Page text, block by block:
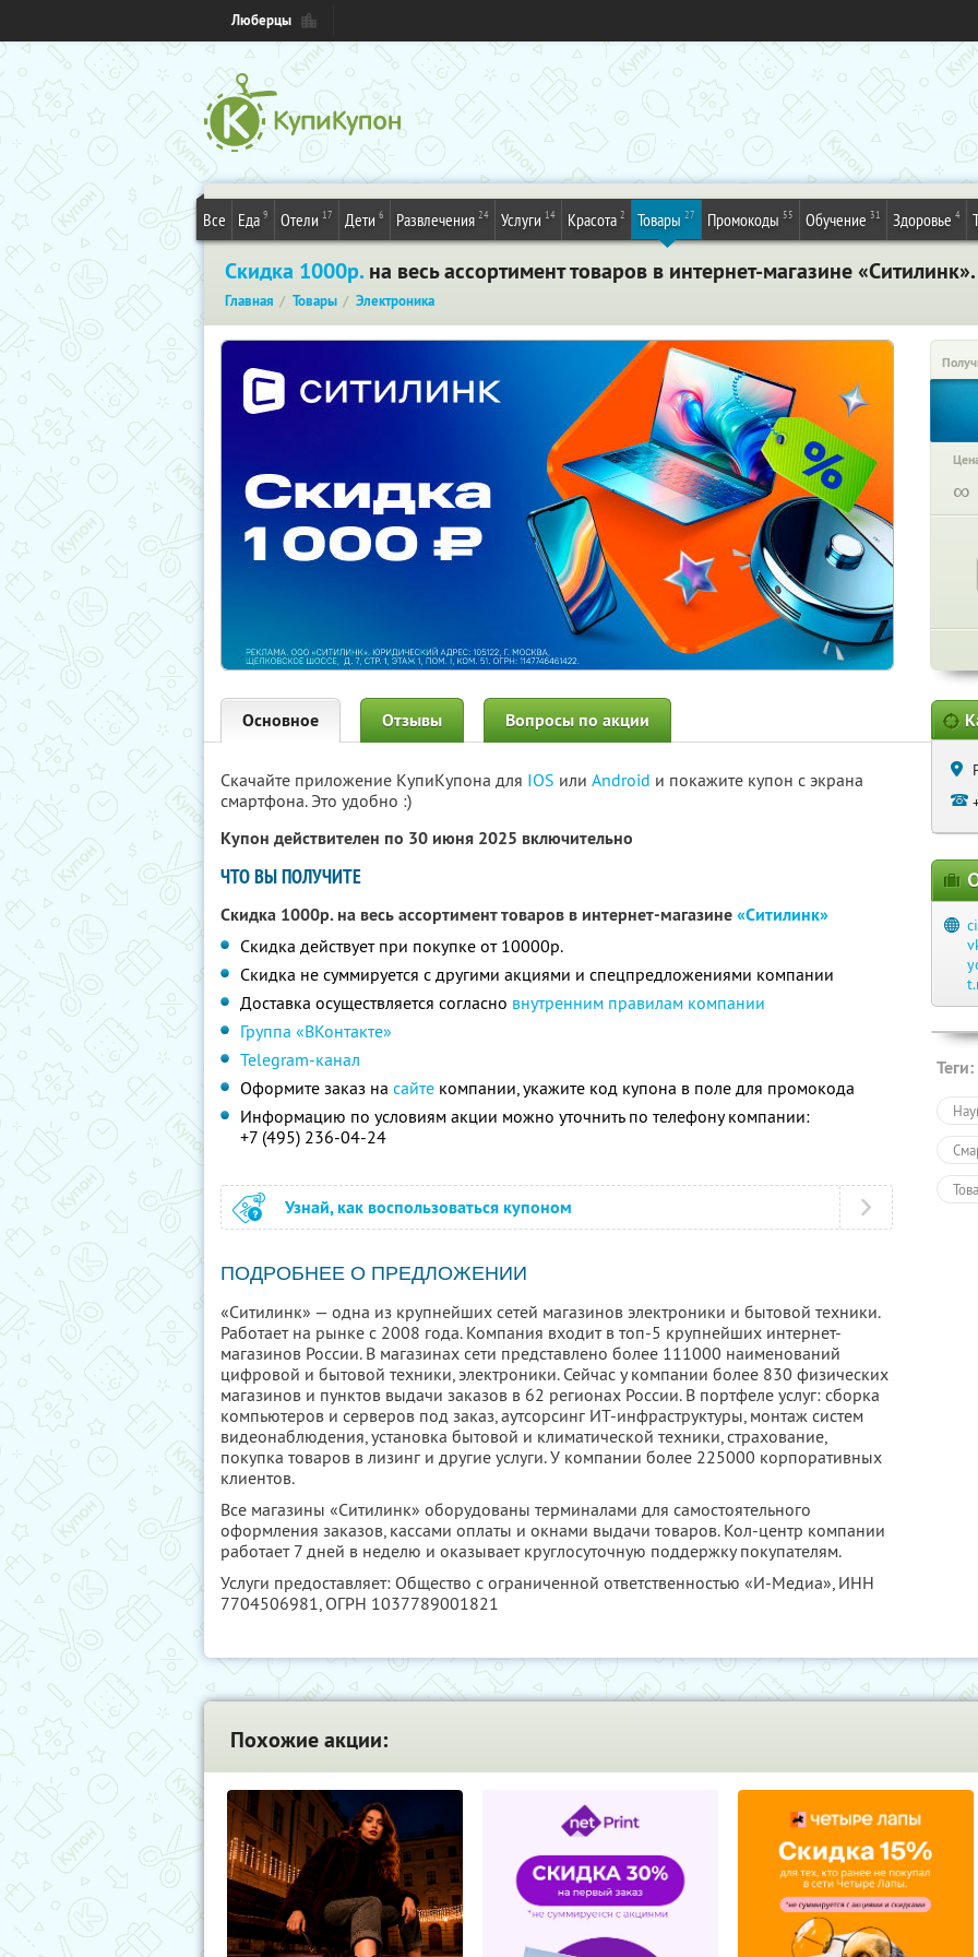
Люберцы
Все Еда 9 Отели 17 Дети 6 Развлечения 24 Услуги 14 Красота 2 Товары 27 Промокоды 55 Обучение 31 Здоровье 4
Скидка 1000р. на весь ассортимент товаров в интернет-магазине
Главная Товары Электроника
∞
Основное Отзывы Вопросы по акции
Скачайте приложение КупиКупона для IOS или Android и покажите купон с экрана
смартфона. Это удобно :)
Купон действителен по 30 июня 2025 включительно
ЧТО ВЫ ПОЛУЧИТЕ
Скидка 1000р. на весь ассортимент товаров в интернет-магазине«Ситилинк»
Скидка действует при покупке от 10000р.
Скидка не суммируется с другими акциями и спецпредложениями компании
Доставка осуществляется согласно внутренним правилам компании
Группа «ВКонтакте»
Telegram-канал
Оформите заказ на сайте компании, укажите код купона в поле для промокода
Информацию по условиям акции можно уточнить по телефону компании:
+7 (495) 236-04-24
Узнай, как воспользоваться купоном
ПОДРОБНЕЕ О ПРЕДЛОЖЕНИИ
«Ситилинк» — одна из крупнейших сетей магазинов электроники и бытовой техники.
Работает на рынке с 2008 года. Компания входит в топ-5 крупнейших интернет-
магазинов России. В магазинах сети представлено более 111000 наименований
цифровой и бытовой техники, электроники. Сейчас у компании более 830 физических
магазинов и пунктов выдачи заказов в 62 регионах России. В портфеле услуг: сборка
компьютеров и серверов под заказ, аутсорсинг ИТ-инфраструктуры, монтаж систем
видеонаблюдения, установка бытовой и климатической техники, страхование,
покупка товаров в лизинг и другие услуги. У компании более 225000 корпоративных
клиентов.
Все магазины «Ситилинк» оборудованы терминалами для самостоятельного
оформления заказов, кассами оплаты и окнами выдачи товаров. Кол-центр компании
работает 7 дней в неделю и оказывает круглосуточную поддержку покупателям.
Услуги предоставляет: Общество с ограниченной ответственностью «И-Медиа», ИНН
7704506981, ОГРН 1037789001821
Теги:
Похожие акции: